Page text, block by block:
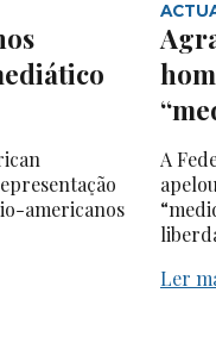
americanos
A
Ler